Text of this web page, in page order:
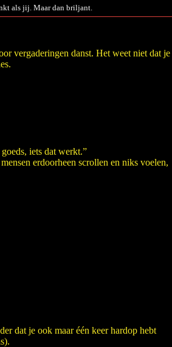
als jij. Maar dan briljant.
vergaderingen danst. Het weet niet dat je
iets dat werkt.”
erdoorheen scrollen en niks voelen,
dat je ook maar één keer hardop hebt